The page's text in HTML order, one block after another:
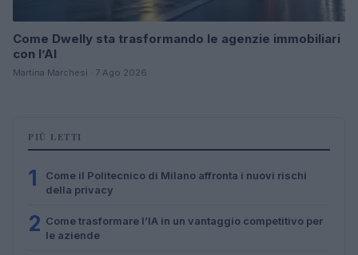
Come Dwelly sta trasformando le agenzie immobiliari
con l’AI
Martina Marchesi · 7 Ago 2026
PIÙ LETTI
1
Come il Politecnico di Milano affronta i nuovi rischi
della privacy
2 Come trasformare l’IA in un vantaggio competitivo per
le aziende